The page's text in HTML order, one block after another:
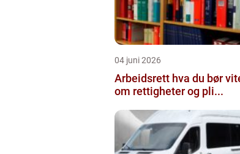
04 juni 2026
Arbeidsrett hva du bør vite
om rettigheter og pli...